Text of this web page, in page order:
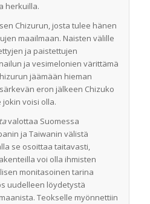
herkuilla.
Chizurun, josta tulee hänen
maailmaan. Naisten välille
ja paistettujen
ja vesimelonien värittämä
jäämään hieman
eron jälkeen Chizuko
jokin voisi olla.
valottaa Suomessa
ja Taiwanin välistä
se osoittaa taitavasti,
voi olla ihmisten
monitasoinen tarina
uudelleen löydetystä
Teokselle myönnettiin